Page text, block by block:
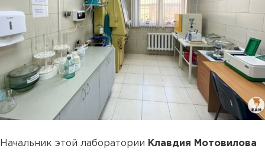
Начальник этой лаборатории Клавдия Мотовилова